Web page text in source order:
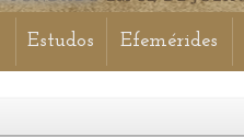
Estudos Efemérides